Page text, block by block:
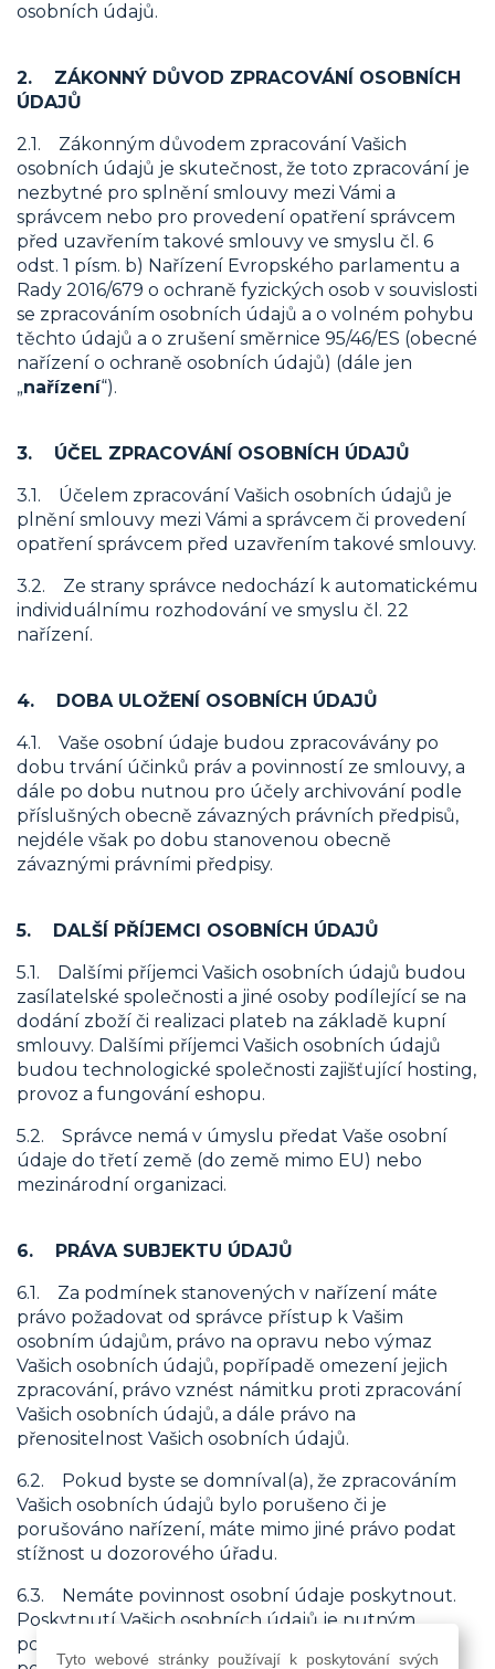
osobních údajů.
2. ZÁKONNÝ DŮVOD ZPRACOVÁNÍ OSOBNÍCH
ÚDAJŮ
2.1. Zákonným důvodem zpracování Vašich
osobních údajů je skutečnost, že toto zpracování je
nezbytné pro splnění smlouvy mezi Vámi a
správcem nebo pro provedení opatření správcem
před uzavřením takové smlouvy ve smyslu čl. 6
odst. 1 písm. b) Nařízení Evropského parlamentu a
Rady 2016/679 o ochraně fyzických osob v souvislosti
se zpracováním osobních údajů a o volném pohybu
těchto údajů a o zrušení směrnice 95/46/ES (obecné
nařízení o ochraně osobních údajů) (dále jen
„nařízení“).
3. ÚČEL ZPRACOVÁNÍ OSOBNÍCH ÚDAJŮ
3.1. Účelem zpracování Vašich osobních údajů je
plnění smlouvy mezi Vámi a správcem či provedení
opatření správcem před uzavřením takové smlouvy.
3.2. Ze strany správce nedochází k automatickému
individuálnímu rozhodování ve smyslu čl. 22
nařízení.
4. DOBA ULOŽENÍ OSOBNÍCH ÚDAJŮ
4.1. Vaše osobní údaje budou zpracovávány po
dobu trvání účinků práv a povinností ze smlouvy, a
dále po dobu nutnou pro účely archivování podle
příslušných obecně závazných právních předpisů,
nejdéle však po dobu stanovenou obecně
závaznými právními předpisy.
5. DALŠÍ PŘÍJEMCI OSOBNÍCH ÚDAJŮ
5.1. Dalšími příjemci Vašich osobních údajů budou
zasílatelské společnosti a jiné osoby podílející se na
dodání zboží či realizaci plateb na základě kupní
smlouvy. Dalšími příjemci Vašich osobních údajů
budou technologické společnosti zajišťující hosting,
provoz a fungování eshopu.
5.2. Správce nemá v úmyslu předat Vaše osobní
údaje do třetí země (do země mimo EU) nebo
mezinárodní organizaci.
6. PRÁVA SUBJEKTU ÚDAJŮ
6.1. Za podmínek stanovených v nařízení máte
právo požadovat od správce přístup k Vašim
osobním údajům, právo na opravu nebo výmaz
Vašich osobních údajů, popřípadě omezení jejich
zpracování, právo vznést námitku proti zpracování
Vašich osobních údajů, a dále právo na
přenositelnost Vašich osobních údajů.
6.2. Pokud byste se domníval(a), že zpracováním
Vašich osobních údajů bylo porušeno či je
porušováno nařízení, máte mimo jiné právo podat
stížnost u dozorového úřadu.
6.3. Nemáte povinnost osobní údaje poskytnout.
Poskytnutí Vašich osobních údajů je nutným
požadavkem pro uzavření a plnění smlouvy a bez
Tyto webové stránky používají k poskytování svých